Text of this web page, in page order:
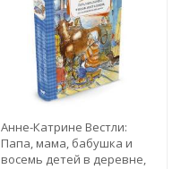
Анне-Катрине Вестли:
Папа, мама, бабушка и
восемь детей в деревне,